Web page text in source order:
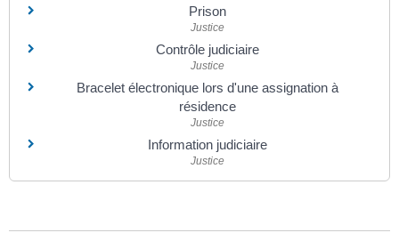
Prison
Justice
Contrôle judiciaire
Justice
Bracelet électronique lors d'une assignation à
résidence
Justice
Information judiciaire
Justice